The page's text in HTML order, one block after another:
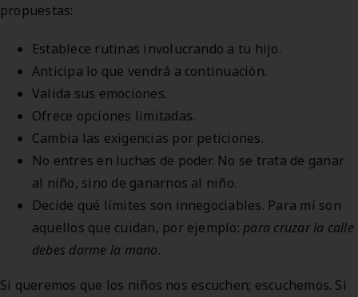
propuestas:
Establece rutinas involucrando a tu hijo.
Anticipa lo que vendrá a continuación.
Valida sus emociones.
Ofrece opciones limitadas.
Cambia las exigencias por peticiones.
No entres en luchas de poder. No se trata de ganar
al niño, sino de ganarnos al niño.
Decide qué límites son innegociables. Para mí son
aquellos que cuidan, por ejemplo: para cruzar la calle
debes darme la mano.
Si queremos que los niños nos escuchen; escuchemos. Si